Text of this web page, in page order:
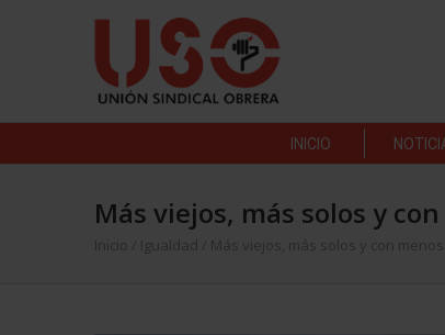
INICIO
Más viejos, más solos y
Inicio Igualdad Más viejos, más solos y con